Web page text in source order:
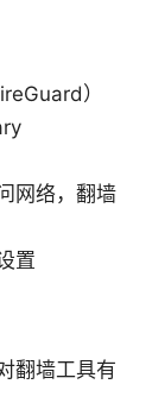
）
网络，翻墙
置
翻墙工具有